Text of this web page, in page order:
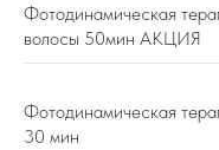
Фотодинамическая
волосы 50мин АКЦИЯ
Фотодинамическая
30 мин